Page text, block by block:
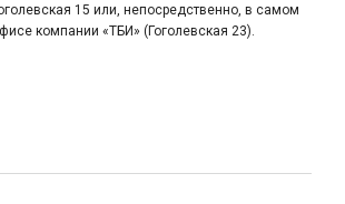
15 или, непосредственно, в самом
компании «ТБИ» (Гоголевская 23).